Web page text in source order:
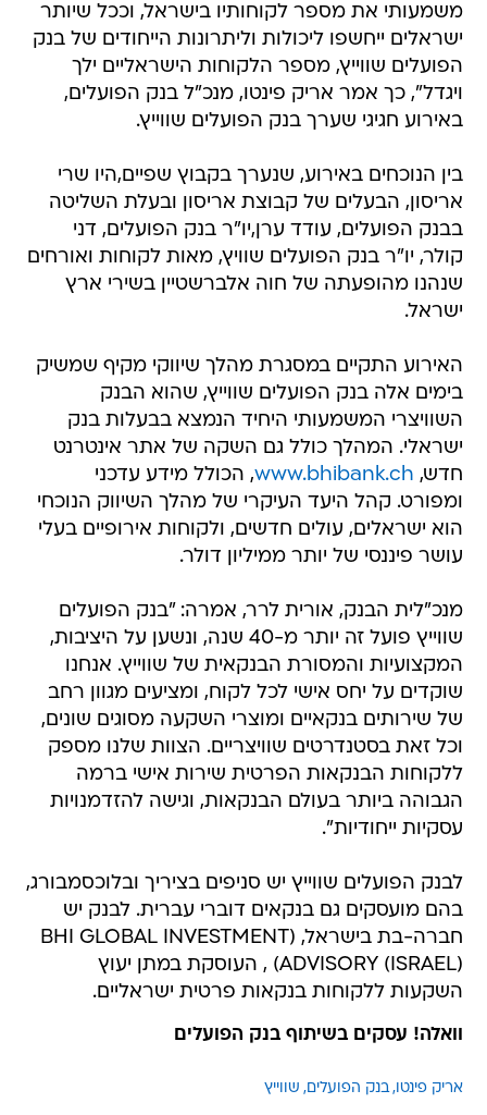
משמעותי את מספר לקוחותיו בישראל, וככל שיותר
ישראלים ייחשפו ליכולות וליתרונות הייחודים של בנק
הפועלים שווייץ, מספר הלקוחות הישראליים ילך
ויגדל", כך אמר אריק פינטו, מנכ"ל בנק הפועלים,
באירוע חגיגי שערך בנק הפועלים שווייץ.
בין הנוכחים באירוע, שנערך בקבוץ שפיים,היו שרי
אריסון, הבעלים של קבוצת אריסון ובעלת השליטה
בבנק הפועלים, עודד ערן,יו"ר בנק הפועלים, דני
קולר, יו"ר בנק הפועלים שוויץ, מאות לקוחות ואורחים
שנהנו מהופעתה של חוה אלברשטיין בשירי ארץ
ישראל.
האירוע התקיים במסגרת מהלך שיווקי מקיף שמשיק
בימים אלה בנק הפועלים שווייץ, שהוא הבנק
השוויצרי המשמעותי היחיד הנמצא בבעלות בנק
ישראלי. המהלך כולל גם השקה של אתר אינטרנט
חדש, www.bhibank.ch, הכולל מידע עדכני
ומפורט. קהל היעד העיקרי של מהלך השיווק הנוכחי
הוא ישראלים, עולים חדשים, ולקוחות אירופיים בעלי
עושר פיננסי של יותר ממיליון דולר.
מנכ"לית הבנק, אורית לרר, אמרה: "בנק הפועלים
שווייץ פועל זה יותר מ-40 שנה, ונשען על היציבות,
המקצועיות והמסורת הבנקאית של שווייץ. אנחנו
שוקדים על יחס אישי לכל לקוח, ומציעים מגוון רחב
של שירותים בנקאיים ומוצרי השקעה מסוגים שונים,
וכל זאת בסטנדרטים שוויצריים. הצוות שלנו מספק
ללקוחות הבנקאות הפרטית שירות אישי ברמה
הגבוהה ביותר בעולם הבנקאות, וגישה להזדמנויות
עסקיות ייחודיות".
לבנק הפועלים שווייץ יש סניפים בציריך ובלוכסמבורג,
בהם מועסקים גם בנקאים דוברי עברית. לבנק יש
חברה-בת בישראל, (BHI GLOBAL INVESTMENT
ADVISORY (ISRAEL)) , העוסקת במתן יעוץ
השקעות ללקוחות בנקאות פרטית ישראליים.
וואלה! עסקים בשיתוף בנק הפועלים
אריק פינטו בנק הפועלים שווייץ